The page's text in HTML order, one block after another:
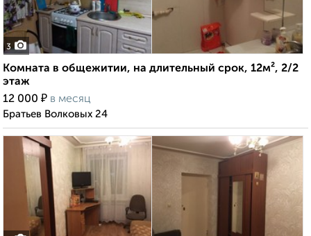
3
Комната в общежитии, на длительный срок, 12м², 2/2
этаж
12 000 ₽ в месяц
Братьев Волковых 24